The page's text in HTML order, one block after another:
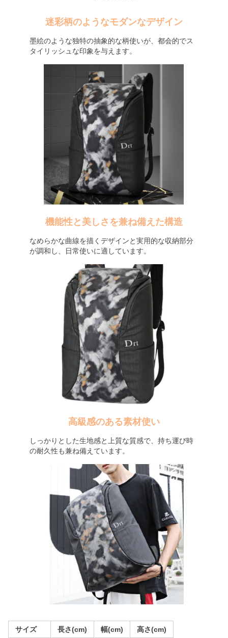
迷彩柄のようなモダンなデザイン
墨絵のような独特の抽象的な柄使いが、都会的でス
タイリッシュな印象を与えます。
機能性と美しさを兼ね備えた構造
なめらかな曲線を描くデザインと実用的な収納部分
が調和し、日常使いに適しています。
高級感のある素材使い
しっかりとした生地感と上質な質感で、持ち運び時
の耐久性も兼ね備えています。
サイズ 長さ(cm) 幅(cm) 高さ(cm)